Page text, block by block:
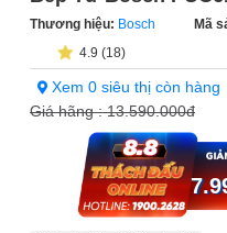
Thương hiệu: Bosch Mã
4.9 (18)
Xem 0 siêu thị còn hàng
Giá hãng :13.590.000đ